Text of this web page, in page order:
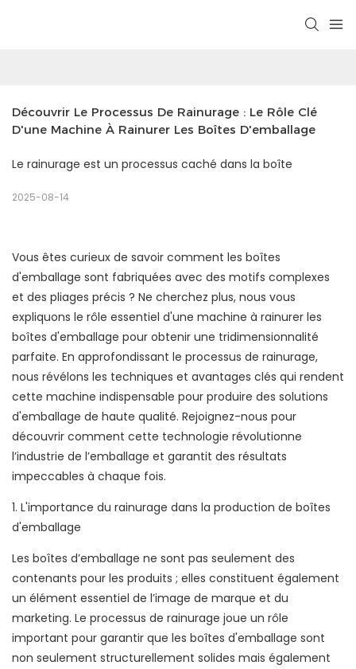
Découvrir Le Processus De Rainurage : Le Rôle Clé
D'une Machine À Rainurer Les Boîtes D'emballage
Le rainurage est un processus caché dans la boîte
2025-08-14
Vous êtes curieux de savoir comment les boîtes
d'emballage sont fabriquées avec des motifs complexes
et des pliages précis ? Ne cherchez plus, nous vous
expliquons le rôle essentiel d'une machine à rainurer les
boîtes d'emballage pour obtenir une tridimensionnalité
parfaite. En approfondissant le processus de rainurage,
nous révélons les techniques et avantages clés qui rendent
cette machine indispensable pour produire des solutions
d'emballage de haute qualité. Rejoignez-nous pour
découvrir comment cette technologie révolutionne
l’industrie de l’emballage et garantit des résultats
impeccables à chaque fois.
1. L'importance du rainurage dans la production de boîtes
d'emballage
Les boîtes d’emballage ne sont pas seulement des
contenants pour les produits ; elles constituent également
un élément essentiel de l’image de marque et du
marketing. Le processus de rainurage joue un rôle
important pour garantir que les boîtes d'emballage sont
non seulement structurellement solides mais également